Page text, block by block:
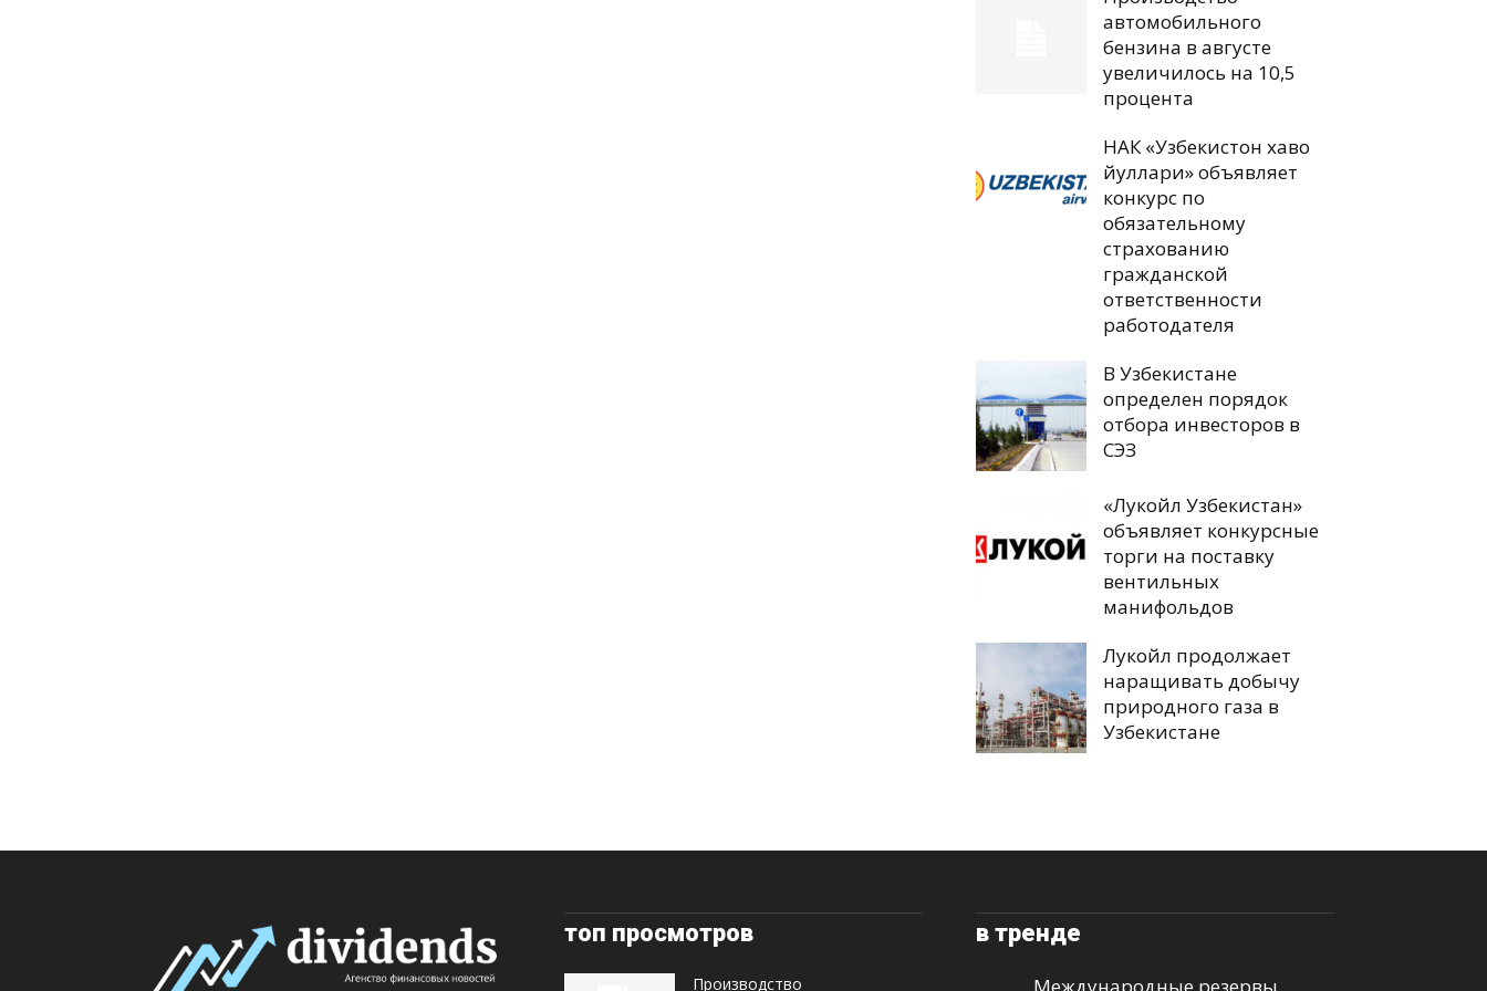
автомобильного
бензина в августе
увеличилось на 10,5
процента
НАК «Узбекистон хаво
йуллари» объявляет
конкурс по
обязательному
страхованию
гражданской
ответственности
работодателя
В Узбекистане
определен порядок
отбора инвесторов в
СЭЗ
«Лукойл Узбекистан»
объявляет конкурсные
торги на поставку
вентильных
манифольдов
Лукойл продолжает
наращивать добычу
природного газа в
Узбекистане
топ просмотров
Производство
в тренде